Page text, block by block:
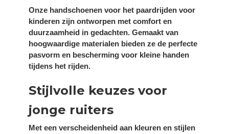
Onze handschoenen voor het paardrijden voor
kinderen zijn ontworpen met comfort en
duurzaamheid in gedachten. Gemaakt van
hoogwaardige materialen bieden ze de perfecte
pasvorm en bescherming voor kleine handen
tijdens het rijden.
Stijlvolle keuzes voor
jonge ruiters
Met een verscheidenheid aan kleuren en stijlen